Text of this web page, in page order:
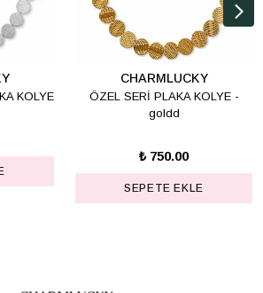
KOLYE
CHARMLUCKY
ÖZEL SERİ PLAKA KOLYE -
goldd
₺ 750.00
SEPETE EKLE